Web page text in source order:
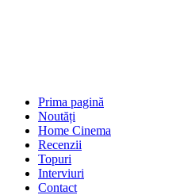
Prima pagină
Noutăți
Home Cinema
Recenzii
Topuri
Interviuri
Contact